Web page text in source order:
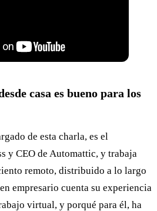
casa es bueno para los
de esta charla, es el
y CEO de Automattic, y trabaja
remoto, distribuido a lo largo
empresario cuenta su experiencia
virtual, y porqué para él, ha